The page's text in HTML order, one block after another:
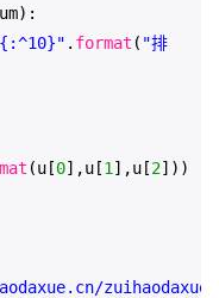
. format ( "排
(u[0],u[1 ],u[2]))